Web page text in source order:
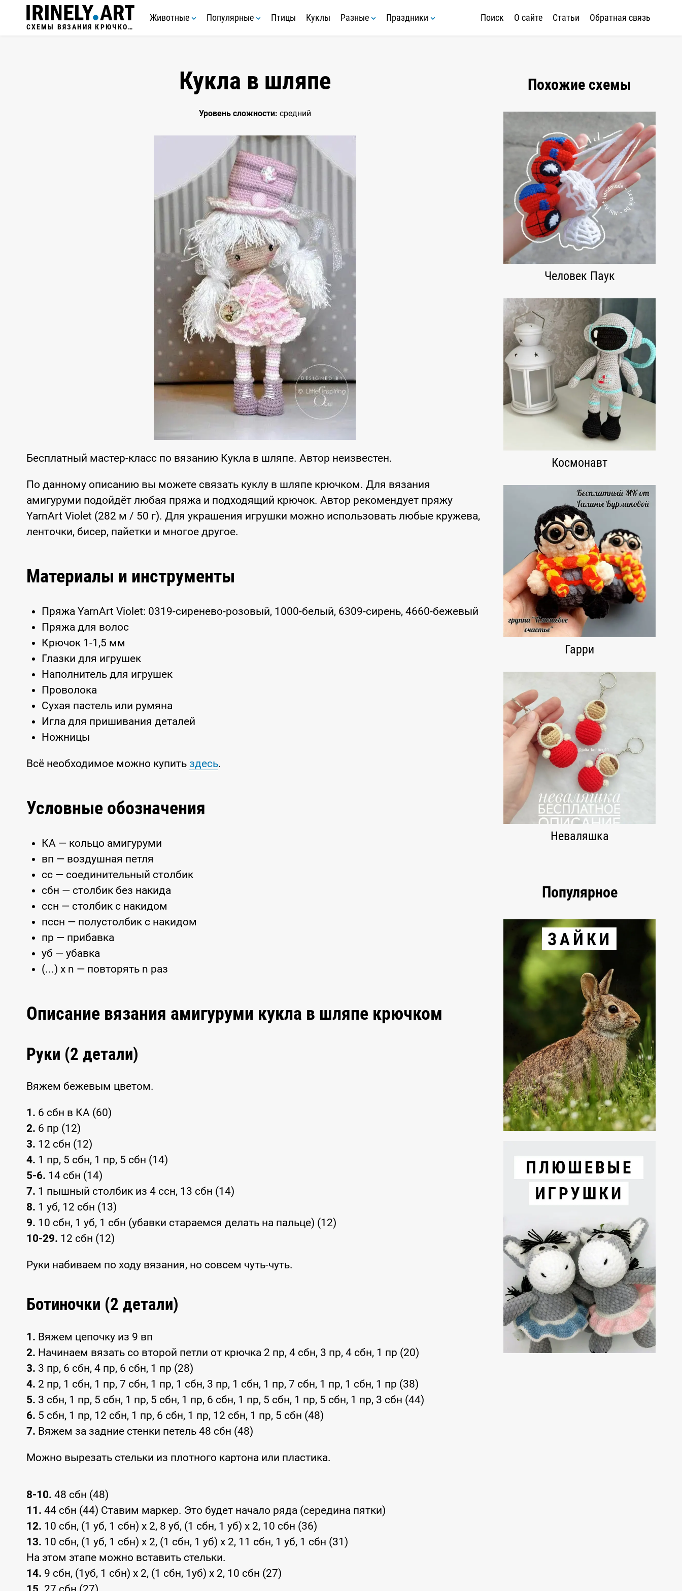
СХЕМЫ ВЯЗАНИЯ КРЮЧКОМ
Животные Популярные Птицы Куклы Разные Праздники Поиск О сайте Статьи Обратная связь
Кукла в шляпе
Уровень сложности: средний
Бесплатный мастер-класс по вязанию Кукла в шляпе. Автор неизвестен.
По данному описанию вы можете связать куклу в шляпе крючком. Для вязания
амигуруми подойдёт любая пряжа и подходящий крючок. Автор рекомендует пряжу
YarnArt Violet (282 м / 50 г). Для украшения игрушки можно использовать любые кружева,
ленточки, бисер, пайетки и многое другое.
Материалы и инструменты
Пряжа YarnArt Violet: 0319-сиренево-розовый, 1000-белый, 6309-сирень, 4660-бежевый
Пряжа для волос
Крючок 1-1,5 мм
Глазки для игрушек
Наполнитель для игрушек
Проволока
Сухая пастель или румяна
Игла для пришивания деталей
Ножницы
Всё необходимое можно купить здесь.
Условные обозначения
КА — кольцо амигуруми
вп — воздушная петля
сс — соединительный столбик
сбн — столбик без накида
ссн — столбик с накидом
пссн — полустолбик с накидом
пр — прибавка
уб — убавка
(...) x n — повторять n раз
Описание вязания амигуруми кукла в шляпе крючком
Руки (2 детали)
Вяжем бежевым цветом.
1. 6 сбн в КА (60)
2. 6 пр (12)
3. 12 сбн (12)
4. 1 пр, 5 сбн, 1 пр, 5 сбн (14)
5-6. 14 сбн (14)
7. 1 пышный столбик из 4 ссн, 13 сбн (14)
8. 1 уб, 12 сбн (13)
9. 10 сбн, 1 уб, 1 сбн (убавки стараемся делать на пальце) (12)
10-29. 12 сбн (12)
Руки набиваем по ходу вязания, но совсем чуть-чуть.
Ботиночки (2 детали)
1. Вяжем цепочку из 9 вп
2. Начинаем вязать со второй петли от крючка 2 пр, 4 сбн, 3 пр, 4 сбн, 1 пр (20)
3. 3 пр, 6 сбн, 4 пр, 6 сбн, 1 пр (28)
4. 2 пр, 1 сбн, 1 пр, 7 сбн, 1 пр, 1 сбн, 3 пр, 1 сбн, 1 пр, 7 сбн, 1 пр, 1 сбн, 1 пр (38)
5. 3 сбн, 1 пр, 5 сбн, 1 пр, 5 сбн, 1 пр, 6 сбн, 1 пр, 5 сбн, 1 пр, 5 сбн, 1 пр, 3 сбн (44)
6. 5 сбн, 1 пр, 12 сбн, 1 пр, 6 сбн, 1 пр, 12 сбн, 1 пр, 5 сбн (48)
7. Вяжем за задние стенки петель 48 сбн (48)
Можно вырезать стельки из плотного картона или пластика.
8-10. 48 сбн (48)
11. 44 сбн (44) Ставим маркер. Это будет начало ряда (середина пятки)
12. 10 сбн, (1 уб, 1 сбн) x 2, 8 уб, (1 сбн, 1 уб) x 2, 10 сбн (36)
13. 10 сбн, (1 уб, 1 сбн) x 2, (1 сбн, 1 уб) x 2, 11 сбн, 1 уб, 1 сбн (31)
На этом этапе можно вставить стельки.
14. 9 сбн, (1уб, 1 сбн) x 2, (1 сбн, 1уб) x 2, 10 сбн (27)
Похожие схемы
Человек Паук
Космонавт
Гарри
Неваляшка
Популярное